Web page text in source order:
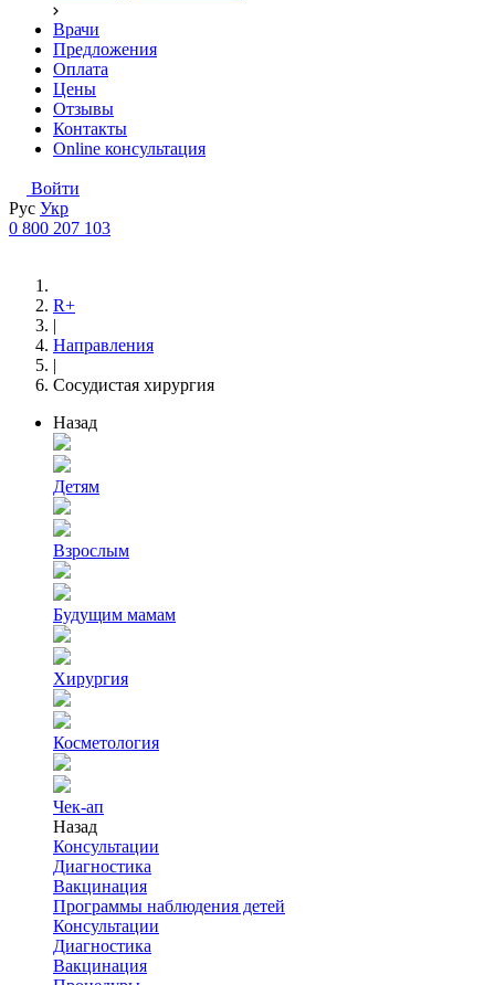
Врачи
Предложения
Оплата
Цены
Отзывы
Контакты
Online консультация
Войти
Рус Укр
0 800 207 103
R+
|
Направления
|
Сосудистая хирургия
Назад
Детям
Взрослым
Будущим мамам
Хирургия
Косметология
Чек-ап
Назад
Консультации
Диагностика
Вакцинация
Программы наблюдения детей
Консультации
Диагностика
Вакцинация